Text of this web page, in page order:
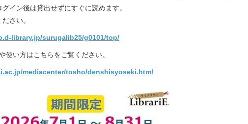
イン後は貸出せずにすぐに読めます。
さい。
library.jp/surugalib25/g0101/top/
使い方はこちらをご覧ください。
mediacenter/tosho/denshisyoseki.html